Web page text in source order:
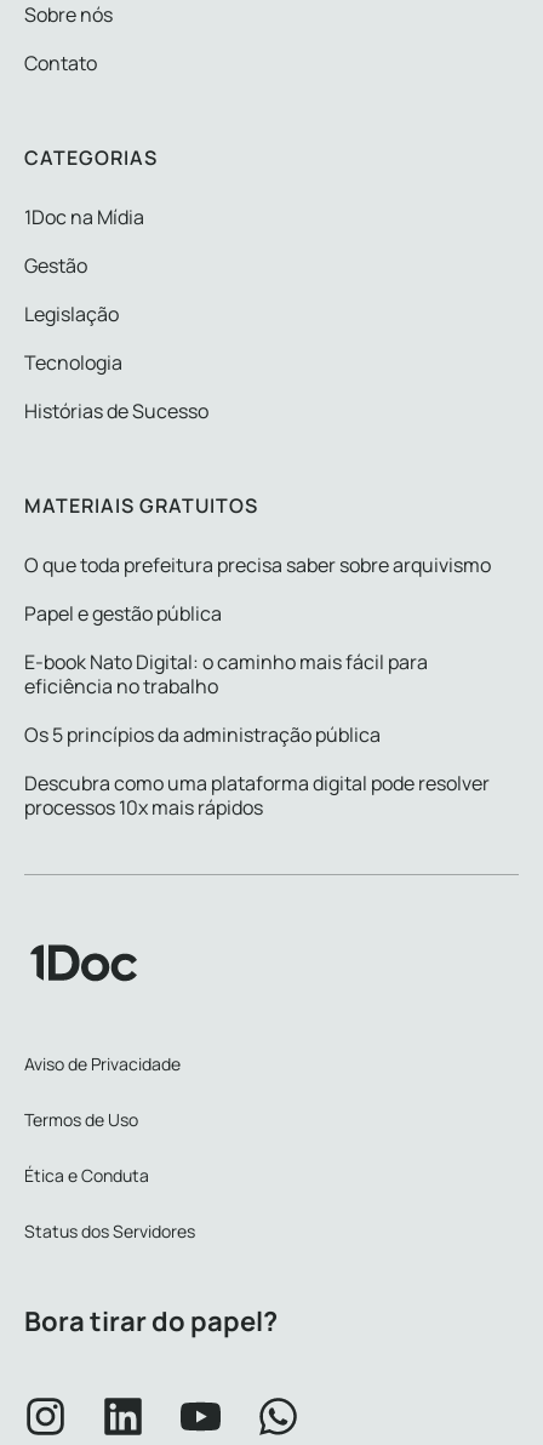
Sobre nós
Contato
CATEGORIAS
1Doc na Mídia
Gestão
Legislação
Tecnologia
Histórias de Sucesso
MATERIAIS GRATUITOS
O que toda prefeitura precisa saber sobre arquivismo
Papel e gestão pública
E-book Nato Digital: o caminho mais fácil para
eficiência no trabalho
Os 5 princípios da administração pública
Descubra como uma plataforma digital pode resolver
processos 10x mais rápidos
Aviso de Privacidade
Termos de Uso
Ética e Conduta
Status dos Servidores
Bora tirar do papel?